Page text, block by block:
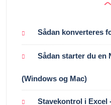
Sådan konverteres
Sådan starter du en
(Windows og Mac)
Stavekontrol i Excel